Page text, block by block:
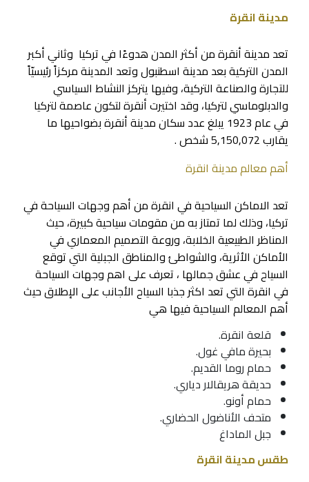
مدينة انقرة
تعد مدينة أنقرة من أكثر المدن هدوءًا في تركيا وثاني أكبر
المدن التركية بعد مدينة اسطنبول وتعد المدينة مركزاً رئيسيّاً
للتجارة والصناعة التركية، وفيها يتركز النشاط السياسي
والدبلوماسي لتركيا، وقد اختيرت أنقرة لتكون عاصمة لتركيا
في عام 1923 يبلغ عدد سكان مدينة أنقرة بضواحيها ما
يقارب 5,150,072 شخص .
أهم معالم مدينة انقرة
تعد الاماكن السياحية في انقرة من أهم وجهات السياحة في
تركيا، وذلك لما تمتاز به من مقومات سياحية كبيرة، حيث
المناظر الطبيعية الخلابة، وروعة التصميم المعماري في
الأماكن الأثرية، والشواطئ والمناطق الجبلية التي توقع
السياح في عشق جمالها ، تعرف على اهم وجهات السياحة
في انقرة التي تعد اكثر جذبا السياح الأجانب على الإطلاق حيث
أهم المعالم السياحية فيها هي
قلعة انقرة.
بحيرة مافي غول.
حمام روما القديم.
حديقة هريقالار دياري.
حمام أونو.
متحف الأناضول الحضاري.
جبل الماداغ
طقس مدينة انقرة